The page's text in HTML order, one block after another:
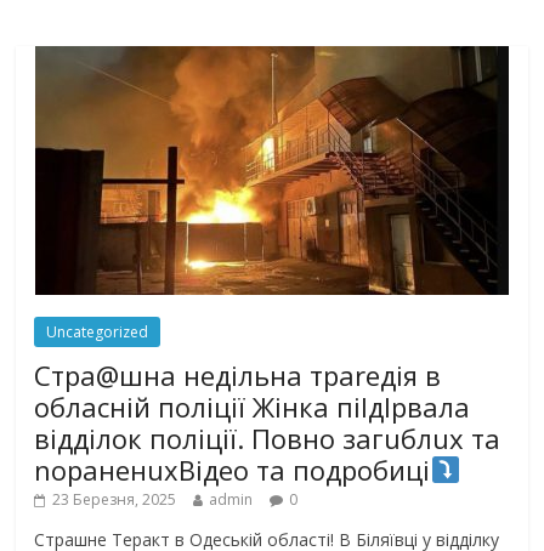
Uncategorized
Стра@шна недільна траrедія в
обласній поліції Жінка піlдlрвала
відділок поліції. Повно загuблuх та
nораненuхВідео та подробиці
23 Березня, 2025 admin 0
Страшне Теракт в Одеській області! В Біляївці у відділку